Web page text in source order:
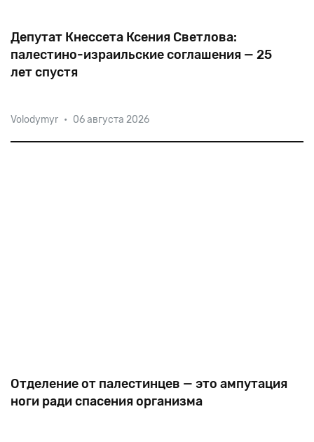
Депутат Кнессета Ксения Светлова:
палестино-израильские соглашения — 25
лет спустя
Арафат подписали Норвежские соглашения,
которые должны были стать первым этапом на пути к
Volodymyr • 06 августа 2026
Отделение от палестинцев — это ампутация
ноги ради спасения организма